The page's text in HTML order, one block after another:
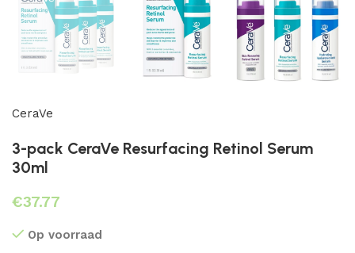
CeraVe
3-pack CeraVe Resurfacing Retinol Serum
30ml
€
Op voorraad